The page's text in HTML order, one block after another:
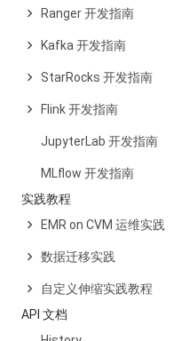
Ranger 开发指南
Kafka 开发指南
StarRocks 开发指南
Flink 开发指南
JupyterLab 开发指南
MLflow 开发指南
实践教程
EMR on CVM 运维实践
数据迁移实践
自定义伸缩实践教程
API 文档